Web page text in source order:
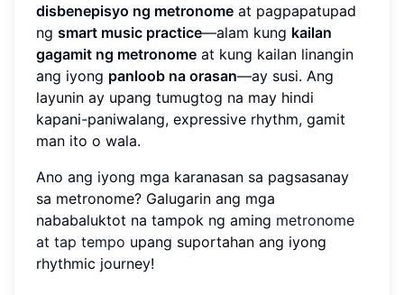
disbenepisyo ng metronome at pagpapatupad
ng smart music practice—alam kung kailan
gagamit ng metronome at kung kailan linangin
ang iyong panloob na orasan—ay susi. Ang
layunin ay upang tumugtog na may hindi
kapani-paniwalang, expressive rhythm, gamit
man ito o wala.
Ano ang iyong mga karanasan sa pagsasanay
sa metronome? Galugarin ang mga
nababaluktot na tampok ng aming metronome
at tap tempo upang suportahan ang iyong
rhythmic journey!